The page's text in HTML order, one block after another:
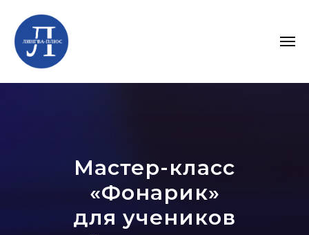
Мастер-класс
«Фонарик»
для учеников